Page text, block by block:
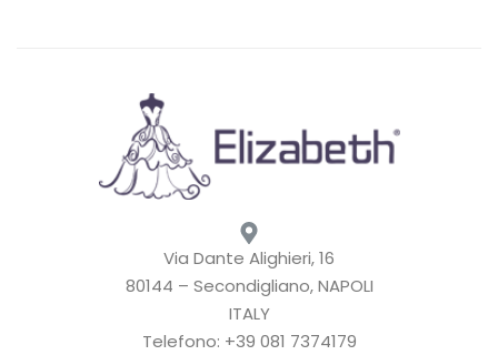
Via Dante Alighieri, 16
80144 – Secondigliano, NAPOLI
ITALY
Telefono: +39 081 7374179